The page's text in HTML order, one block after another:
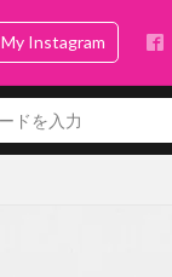
My Instagram